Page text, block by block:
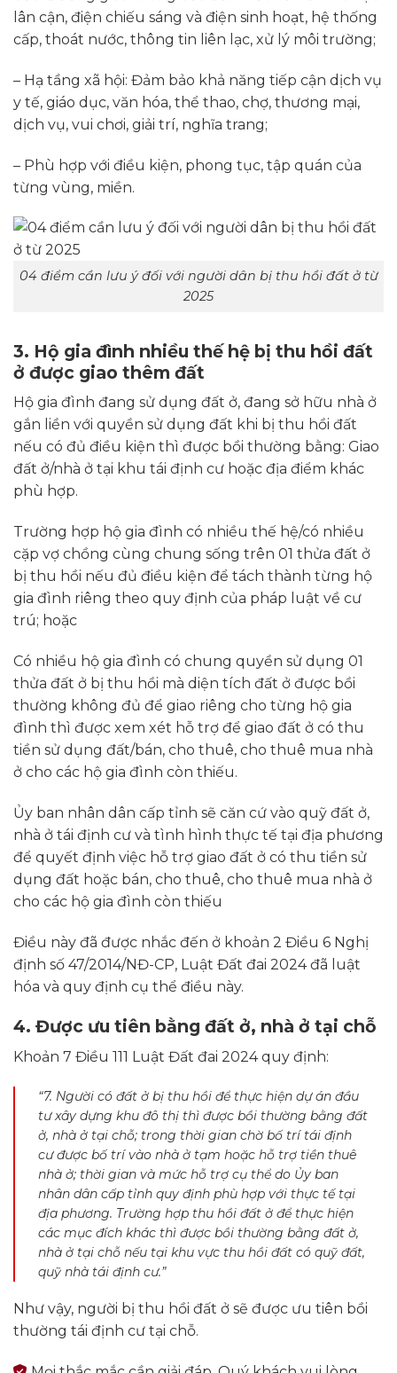
lân cận, điện chiếu sáng và điện sinh hoạt, hệ thống
cấp, thoát nước, thông tin liên lạc, xử lý môi trường;
– Hạ tầng xã hội: Đảm bảo khả năng tiếp cận dịch vụ
y tế, giáo dục, văn hóa, thể thao, chợ, thương mại,
dịch vụ, vui chơi, giải trí, nghĩa trang;
– Phù hợp với điều kiện, phong tục, tập quán của
từng vùng, miền.
04 điểm cần lưu ý đối với người dân bị thu hồi đất ở từ
2025
3. Hộ gia đình nhiều thế hệ bị thu hồi đất
ở được giao thêm đất
Hộ gia đình đang sử dụng đất ở, đang sở hữu nhà ở
gắn liền với quyền sử dụng đất khi bị thu hồi đất
nếu có đủ điều kiện thì được bồi thường bằng: Giao
đất ở/nhà ở tại khu tái định cư hoặc địa điểm khác
phù hợp.
Trường hợp hộ gia đình có nhiều thế hệ/có nhiều
cặp vợ chồng cùng chung sống trên 01 thửa đất ở
bị thu hồi nếu đủ điều kiện để tách thành từng hộ
gia đình riêng theo quy định của pháp luật về cư
trú; hoặc
Có nhiều hộ gia đình có chung quyền sử dụng 01
thửa đất ở bị thu hồi mà diện tích đất ở được bồi
thường không đủ để giao riêng cho từng hộ gia
đình thì được xem xét hỗ trợ để giao đất ở có thu
tiền sử dụng đất/bán, cho thuê, cho thuê mua nhà
ở cho các hộ gia đình còn thiếu.
Ủy ban nhân dân cấp tỉnh sẽ căn cứ vào quỹ đất ở,
nhà ở tái định cư và tình hình thực tế tại địa phương
để quyết định việc hỗ trợ giao đất ở có thu tiền sử
dụng đất hoặc bán, cho thuê, cho thuê mua nhà ở
cho các hộ gia đình còn thiếu
Điều này đã được nhắc đến ở khoản 2 Điều 6 Nghị
định số 47/2014/NĐ-CP, Luật Đất đai 2024 đã luật
hóa và quy định cụ thể điều này.
4. Được ưu tiên bằng đất ở, nhà ở tại chỗ
Khoản 7 Điều 111 Luật Đất đai 2024 quy định:
“7. Người có đất ở bị thu hồi để thực hiện dự án đầu
tư xây dựng khu đô thị thì được bồi thường bằng đất
ở, nhà ở tại chỗ; trong thời gian chờ bố trí tái định
cư được bố trí vào nhà ở tạm hoặc hỗ trợ tiền thuê
nhà ở; thời gian và mức hỗ trợ cụ thể do Ủy ban
nhân dân cấp tỉnh quy định phù hợp với thực tế tại
địa phương. Trường hợp thu hồi đất ở để thực hiện
các mục đích khác thì được bồi thường bằng đất ở,
nhà ở tại chỗ nếu tại khu vực thu hồi đất có quỹ đất,
quỹ nhà tái định cư.”
Như vậy, người bị thu hồi đất ở sẽ được ưu tiên bồi
thường tái định cư tại chỗ.